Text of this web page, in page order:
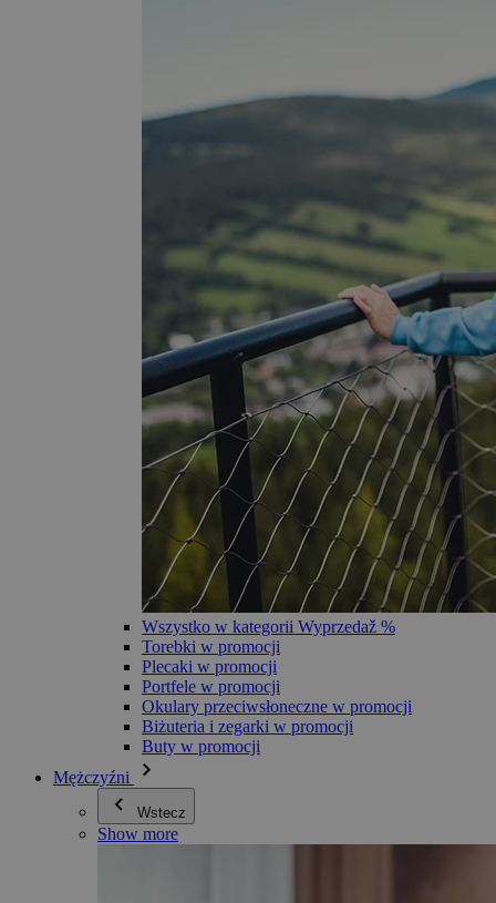
Wszystko w kategorii Wyprzedaž %
Torebki w promocji
Plecaki w promocji
Portfele w promocji
Okulary przeciwsłoneczne w promocji
Biżuteria i zegarki w promocji
Buty w promocji
Mężczyźni
Wstecz
Show more